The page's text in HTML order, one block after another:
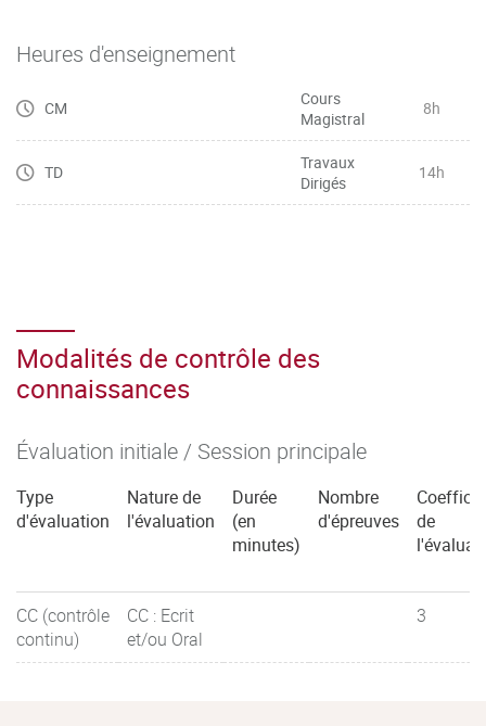
Heures d'enseignement
CM
Cours
Magistral
8h
TD
Travaux
Dirigés
14h
Modalités de contrôle des
connaissances
Évaluation initiale / Session principale
Type
d'évaluation
Nature de
l'évaluation
Durée
(en
minutes)
Nombre
d'épreuves
de
CC (contrôle
continu)
CC : Ecrit
et/ou Oral
3